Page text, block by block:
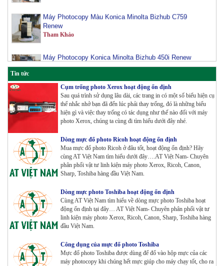
Renew
Tham Khảo
Tham Khảo
Máy Photocopy màu Toshiba E-Studio 3515AC Renew
Tham Khảo
Máy Photocopy Konica Minolta Bizhub 360i Renew
Tham Khảo
Máy Photocopy màu Toshiba E-Studio 4515AC Renew
Tham Khảo
Máy Photocopy màu Toshiba E-Studio 5015AC Renew
Tham Khảo
Tin tức
Cụm trống photo Xerox hoạt động ổn định
Sau quá trình sử dụng lâu dài, các trang in có một số biểu hiện cụ
thể nhắc nhở bạn đã đến lúc phải thay trống, đó là những biểu
hiện gì và việc thay trống có tác dụng như thế nào đối với máy
photo Xerox, chúng ta cùng đi tìm hiểu dưới đây nhé.
Dòng mực đổ photo Ricoh hoạt động ổn định
Mua mực đổ photo Ricoh ở đâu tốt, hoạt động ổn định? Hãy
cùng AT Việt Nam tìm hiểu dưới đây….AT Việt Nam- Chuyên
phân phối vật tư linh kiện máy photo Xerox, Ricoh, Canon,
Sharp, Toshiba hàng đầu Việt Nam.
Dòng mực photo Toshiba hoạt động ổn định
Cùng AT Việt Nam tìm hiểu về dòng mực photo Toshiba hoạt
động ổn định tại đây… AT Việt Nam- Chuyên phân phối vật tư
linh kiện máy photo Xerox, Ricoh, Canon, Sharp, Toshiba hàng
đầu Việt Nam.
Công dụng của mực đổ photo Toshiba
Mực đổ photo Toshiba được dùng để đổ vào hộp mực của các
máy photocopy khi chúng hết mực giúp cho máy chạy tốt, cho ra